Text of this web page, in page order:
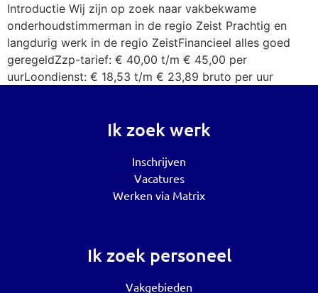
Introductie Wij zijn op zoek naar vakbekwame
onderhoudstimmerman in de regio Zeist Prachtig en
langdurig werk in de regio ZeistFinancieel alles goed
geregeldZzp-tarief: € 40,00 t/m € 45,00 per
uurLoondienst: € 18,53 t/m € 23,89 bruto per uur
Ik zoek werk
Inschrijven
Vacatures
Werken via Matrix
Ik zoek personeel
Vakgebieden